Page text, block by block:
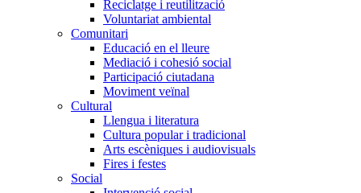
Reciclatge i reutilització
Voluntariat ambiental
Comunitari
Educació en el lleure
Mediació i cohesió social
Participació ciutadana
Moviment veïnal
Cultural
Llengua i literatura
Cultura popular i tradicional
Arts escèniques i audiovisuals
Fires i festes
Social